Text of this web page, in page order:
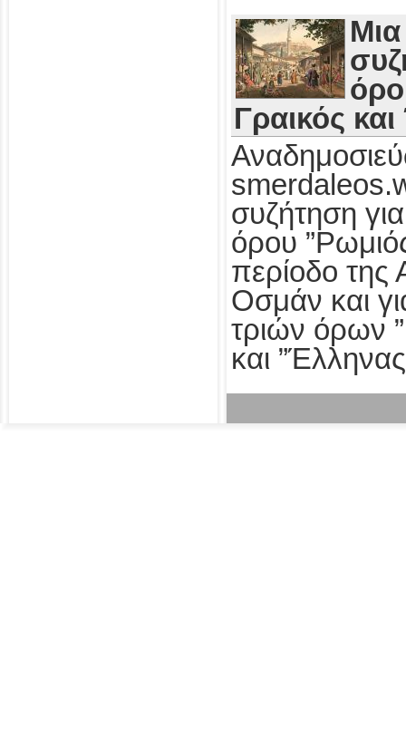
Μια
Γραικός
συζήτηση
όρου
περίοδο της
Οσμάν και
τριών όρων
και